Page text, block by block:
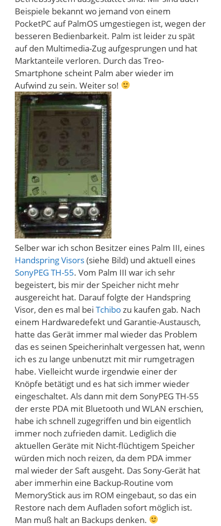
Beispiele bekannt wo jemand von einem
PocketPC auf PalmOS umgestiegen ist, wegen der
besseren Bedienbarkeit. Palm ist leider zu spät
auf den Multimedia-Zug aufgesprungen und hat
Marktanteile verloren. Durch das Treo-
Smartphone scheint Palm aber wieder im
Aufwind zu sein. Weiter so!
Selber war ich schon Besitzer eines Palm III, eines
Handspring Visors(siehe Bild) und aktuell eines
SonyPEG TH-55. Vom Palm III war ich sehr
begeistert, bis mir der Speicher nicht mehr
ausgereicht hat. Darauf folgte der Handspring
Visor, den es mal bei Tchibo zu kaufen gab. Nach
einem Hardwaredefekt und Garantie-Austausch,
hatte das Gerät immer mal wieder das Problem
das es seinen Speicherinhalt vergessen hat, wenn
ich es zu lange unbenutzt mit mir rumgetragen
habe. Vielleicht wurde irgendwie einer der
Knöpfe betätigt und es hat sich immer wieder
eingeschaltet. Als dann mit dem SonyPEG TH-55
der erste PDA mit Bluetooth und WLAN erschien,
habe ich schnell zugegriffen und bin eigentlich
immer noch zufrieden damit. Lediglich die
aktuellen Geräte mit Nicht-flüchtigem Speicher
würden mich noch reizen, da dem PDA immer
mal wieder der Saft ausgeht. Das Sony-Gerät hat
aber immerhin eine Backup-Routine vom
MemoryStick aus im ROM eingebaut, so das ein
Restore nach dem Aufladen sofort möglich ist.
Man muß halt an Backups denken.